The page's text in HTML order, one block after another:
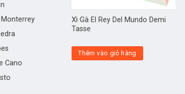
Monterrey
Cano
Xì Gà El Rey Del Mundo Demi
Tasse
Thêm vào giỏ hàng